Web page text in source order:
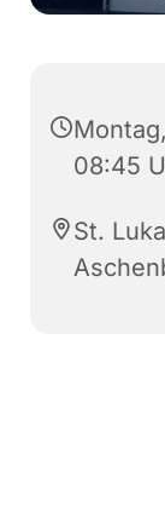
08:45
St.